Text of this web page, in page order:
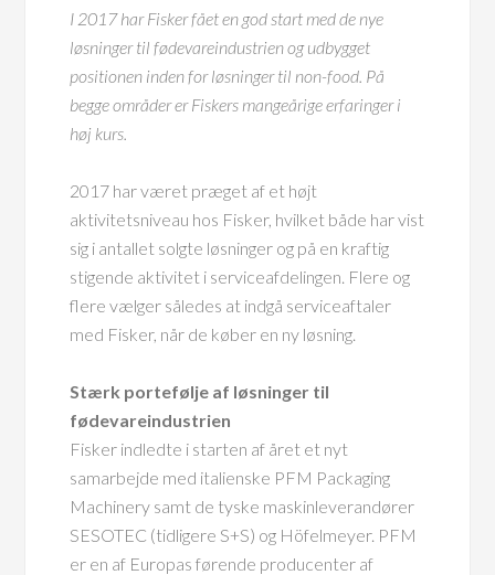
I 2017 har Fisker fået en god start med de nye
løsninger til fødevareindustrien og udbygget
positionen inden for løsninger til non-food. På
begge områder er Fiskers mangeårige erfaringer i
høj kurs.
2017 har været præget af et højt
aktivitetsniveau hos Fisker, hvilket både har vist
sig i antallet solgte løsninger og på en kraftig
stigende aktivitet i serviceafdelingen. Flere og
flere vælger således at indgå serviceaftaler
med Fisker, når de køber en ny løsning.
Stærk portefølje af løsninger til
fødevareindustrien
Fisker indledte i starten af året et nyt
samarbejde med italienske PFM Packaging
Machinery samt de tyske maskinleverandører
SESOTEC (tidligere S+S) og Höfelmeyer. PFM
er en af Europas førende producenter af